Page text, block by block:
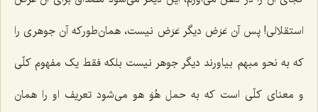
استقلالى! پس آن عَرَض دیگر عَرَض نیست، همان‌طورکه آن جوهرى را
که به نحو مبهم بیاورند دیگر جوهر نیست بلکه فقط یک مفهوم کلّى
و معناى کلّى است که به حمل هُوَ هو مى‌شود تعریف او را همان